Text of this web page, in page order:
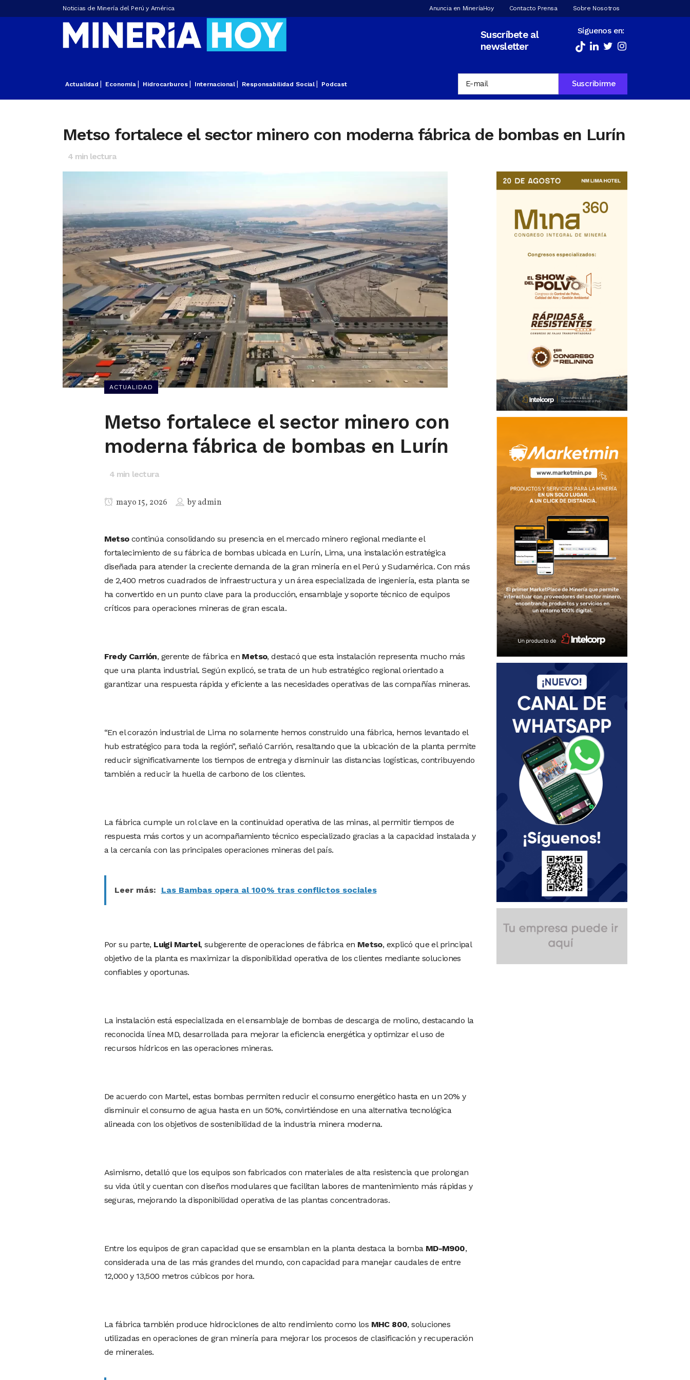
Noticias de Minería del Perú y América Anuncia en MineríaHoy Contacto Prensa Sobre Nosotros
Suscríbete al
newsletter
Síguenos en:
Actualidad Economía Hidrocarburos Internacional Responsabilidad Social Podcast
Metso fortalece el sector minero con moderna fábrica de bombas en Lurín
4 min lectura
ACTUALIDAD
Metso fortalece el sector minero con
moderna fábrica de bombas en Lurín
4min lectura
mayo 15, 2026 byadmin
Metsocontinúa consolidando su presencia en el mercado minero regional mediante el
fortalecimiento de su fábrica de bombas ubicada en Lurín, Lima, una instalación estratégica
diseñada para atender la creciente demanda de la gran minería en el Perú y Sudamérica. Con más
de 2,400 metros cuadrados de infraestructura y un área especializada de ingeniería, esta planta se
ha convertido en un punto clave para la producción, ensamblaje y soporte técnico de equipos
críticos para operaciones mineras de gran escala.
Fredy Carrión, gerente de fábrica en Metso, destacó que esta instalación representa mucho más
que una planta industrial. Según explicó, se trata de un hub estratégico regional orientado a
garantizar una respuesta rápida y eficiente a las necesidades operativas de las compañías mineras.
“En el corazón industrial de Lima no solamente hemos construido una fábrica, hemos levantado el
hub estratégico para toda la región”, señaló Carrión, resaltando que la ubicación de la planta permite
reducir significativamente los tiempos de entrega y disminuir las distancias logísticas, contribuyendo
también a reducir la huella de carbono de los clientes.
La fábrica cumple un rol clave en la continuidad operativa de las minas, al permitir tiempos de
respuesta más cortos y un acompañamiento técnico especializado gracias a la capacidad instalada y
a la cercanía con las principales operaciones mineras del país.
Leer más: Las Bambas opera al 100% tras conflictos sociales
Por su parte, Luigi Martel, subgerente de operaciones de fábrica en Metso, explicó que el principal
objetivo de la planta es maximizar la disponibilidad operativa de los clientes mediante soluciones
confiables y oportunas.
La instalación está especializada en el ensamblaje de bombas de descarga de molino, destacando la
reconocida línea MD, desarrollada para mejorar la eficiencia energética y optimizar el uso de
recursos hídricos en las operaciones mineras.
De acuerdo con Martel, estas bombas permiten reducir el consumo energético hasta en un 20% y
disminuir el consumo de agua hasta en un 50%, convirtiéndose en una alternativa tecnológica
alineada con los objetivos de sostenibilidad de la industria minera moderna.
Asimismo, detalló que los equipos son fabricados con materiales de alta resistencia que prolongan
su vida útil y cuentan con diseños modulares que facilitan labores de mantenimiento más rápidas y
seguras, mejorando la disponibilidad operativa de las plantas concentradoras.
Entre los equipos de gran capacidad que se ensamblan en la planta destaca la bomba MD-M900,
considerada una de las más grandes del mundo, con capacidad para manejar caudales de entre
12,000 y 13,500 metros cúbicos por hora.
La fábrica también produce hidrociclones de alto rendimiento como los MHC 800, soluciones
utilizadas en operaciones de gran minería para mejorar los procesos de clasificación y recuperación
de minerales.